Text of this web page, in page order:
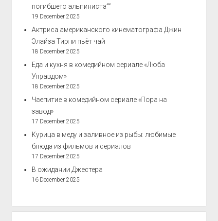
погибшего альпиниста””
19 December 2025
Актриса американского кинематографа Джин
Элайза Тирни пьёт чай
18 December 2025
Еда и кухня в комедийном сериале «Люба
Управдом»
18 December 2025
Чаепитие в комедийном сериале «Пора на
завод»
17 December 2025
Курица в меду и заливное из рыбы: любимые
блюда из фильмов и сериалов
17 December 2025
В ожидании Джестера
16 December 2025